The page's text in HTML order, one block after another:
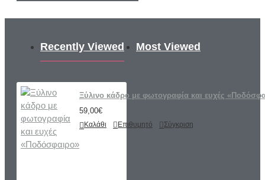
Recently Viewed Most Viewed
Ξύλινο κάδρο με φωτογραφία και ευχές
59,00€
Καλάθι Επιθυμητό Σύγκριση